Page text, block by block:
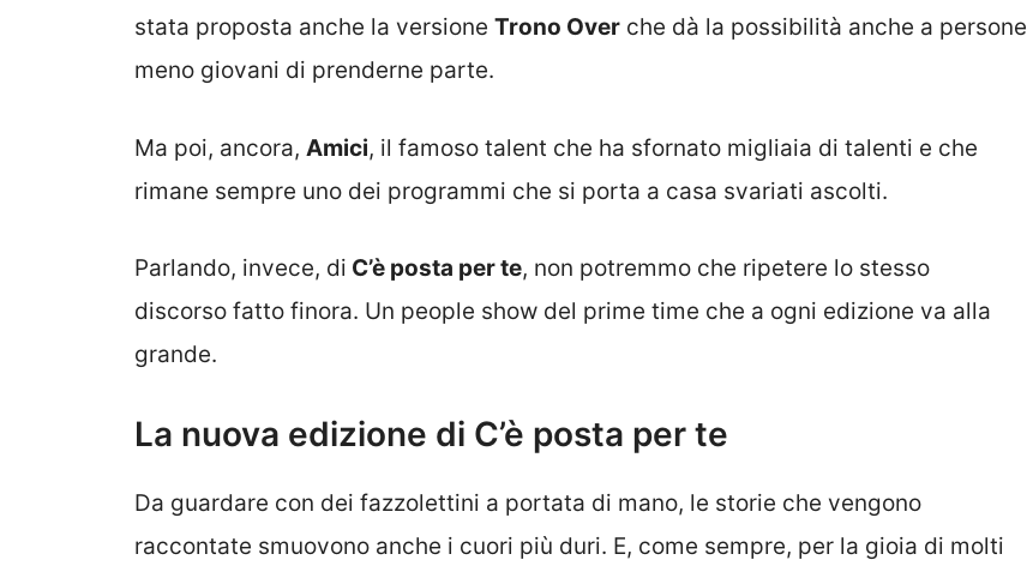
stata proposta anche la versione Trono Over che dà la possibilità anche a persone
meno giovani di prenderne parte.
Ma poi, ancora, Amici, il famoso talent che ha sfornato migliaia di talenti e che
rimane sempre uno dei programmi che si porta a casa svariati ascolti.
Parlando, invece, di C’è posta per te, non potremmo che ripetere lo stesso
discorso fatto finora. Un people show del prime time che a ogni edizione va alla
grande.
La nuova edizione di C’è posta per te
Da guardare con dei fazzolettini a portata di mano, le storie che vengono
raccontate smuovono anche i cuori più duri. E, come sempre, per la gioia di molti